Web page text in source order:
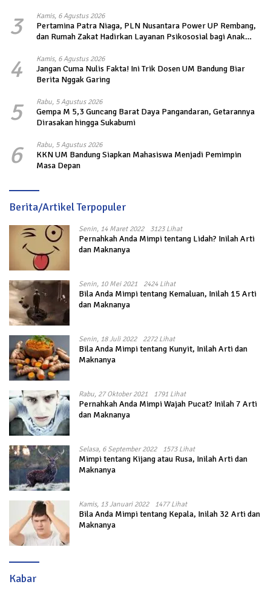
3 Kamis, 6 Agustus 2026
Pertamina Patra Niaga, PLN Nusantara Power UP Rembang,
dan Rumah Zakat Hadirkan Layanan Psikososial bagi Anak
4 Kamis, 6 Agustus 2026
Jangan Cuma Nulis Fakta! Ini Trik Dosen UM Bandung Biar
Berita Nggak Garing
5 Rabu, 5 Agustus 2026
Gempa M 5,3 Guncang Barat Daya Pangandaran, Getarannya
Dirasakan hingga Sukabumi
6 Rabu, 5 Agustus 2026
KKN UM Bandung Siapkan Mahasiswa Menjadi Pemimpin
Masa Depan
Berita/Artikel Terpopuler
Senin, 14 Maret 2022 3123 Lihat
Pernahkah Anda Mimpi tentang Lidah? Inilah Arti
dan Maknanya
Senin, 10 Mei 2021 2424 Lihat
Bila Anda Mimpi tentang Kemaluan, Inilah 15 Arti
dan Maknanya
Senin, 18 Juli 2022 2272 Lihat
Bila Anda Mimpi tentang Kunyit, Inilah Arti dan
Maknanya
Rabu, 27 Oktober 2021 1791 Lihat
Pernahkah Anda Mimpi Wajah Pucat? Inilah 7 Arti
dan Maknanya
Selasa, 6 September 2022 1573 Lihat
Mimpi tentang Kijang atau Rusa, Inilah Arti dan
Maknanya
Kamis, 13 Januari 2022 1477 Lihat
Bila Anda Mimpi tentang Kepala, Inilah 32 Arti dan
Maknanya
Kabar